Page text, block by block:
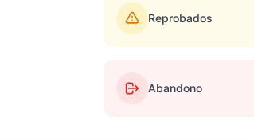
Reprobados
Abandono